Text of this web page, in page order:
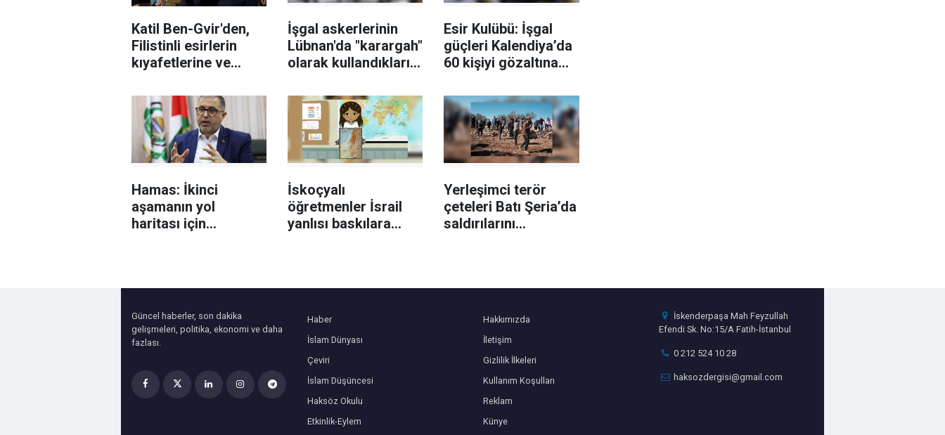
Katil Ben-Gvir'den,
Filistinli esirlerin
kıyafetlerine ve
el konulması talimatı
İşgal askerlerinin
Lübnan'da "karargah"
olarak kullandıkları
yaptığı ortaya çıktı
Esir Kulübü: İşgal
güçleri Kalendiya’da
60 kişiyi gözaltına
Hamas: İkinci
aşamanın yol
haritası için
İskoçyalı
öğretmenler İsrail
yanlısı baskılara
Yerleşimci terör
çeteleri Batı Şeria’da
saldırılarını
Güncel haberler, son dakika
gelişmeleri, politika, ekonomi ve daha
fazlası.
Haber
İslam Dünyası
Çeviri
İslam Düşüncesi
Haksöz Okulu
Etkinlik-Eylem
Hakkımızda
İletişim
Gizlilik İlkeleri
Kullanım Koşulları
Reklam
Künye
İskenderpaşa Mah Feyzullah
Efendi Sk. No:15/A Fatih-İstanbul
0 212 524 10 28
haksozdergisi@gmail.com